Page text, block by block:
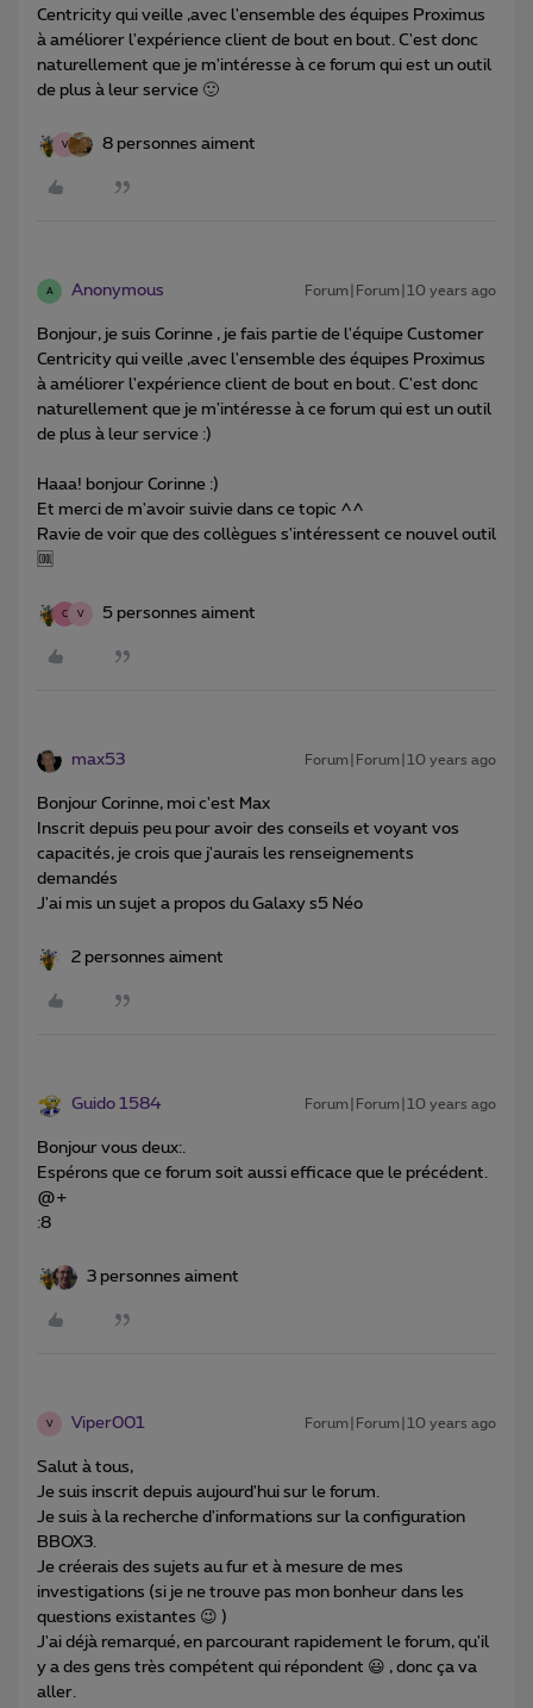
Centricity qui veille ,avec l'ensemble des équipes Proximus
à améliorer l'expérience client de bout en bout. C'est donc
naturellement que je m'intéresse à ce forum qui est un outil
de plus à leur service 🙂
V 8 personnes aiment
A Anonymous Forum|Forum|10 years ago
Bonjour, je suis Corinne , je fais partie de l'équipe Customer
Centricity qui veille ,avec l'ensemble des équipes Proximus
à améliorer l'expérience client de bout en bout. C'est donc
naturellement que je m'intéresse à ce forum qui est un outil
de plus à leur service :)
Haaa! bonjour Corinne :)
Et merci de m'avoir suivie dans ce topic ^^
Ravie de voir que des collègues s'intéressent ce nouvel outil
🆒
C V 5 personnes aiment
max53 Forum|Forum|10 years ago
Bonjour Corinne, moi c'est Max
Inscrit depuis peu pour avoir des conseils et voyant vos
capacités, je crois que j'aurais les renseignements
demandés
J'ai mis un sujet a propos du Galaxy s5 Néo
2 personnes aiment
Guido 1584 Forum|Forum|10 years ago
Bonjour vous deux:.
Espérons que ce forum soit aussi efficace que le précédent.
@+
:8
3 personnes aiment
V Viper001 Forum|Forum|10 years ago
Salut à tous,
Je suis inscrit depuis aujourd'hui sur le forum.
Je suis à la recherche d'informations sur la configuration
BBOX3.
Je créerais des sujets au fur et à mesure de mes
investigations (si je ne trouve pas mon bonheur dans les
questions existantes 😉 )
J'ai déjà remarqué, en parcourant rapidement le forum, qu'il
y a des gens très compétent qui répondent 😃 , donc ça va
aller.